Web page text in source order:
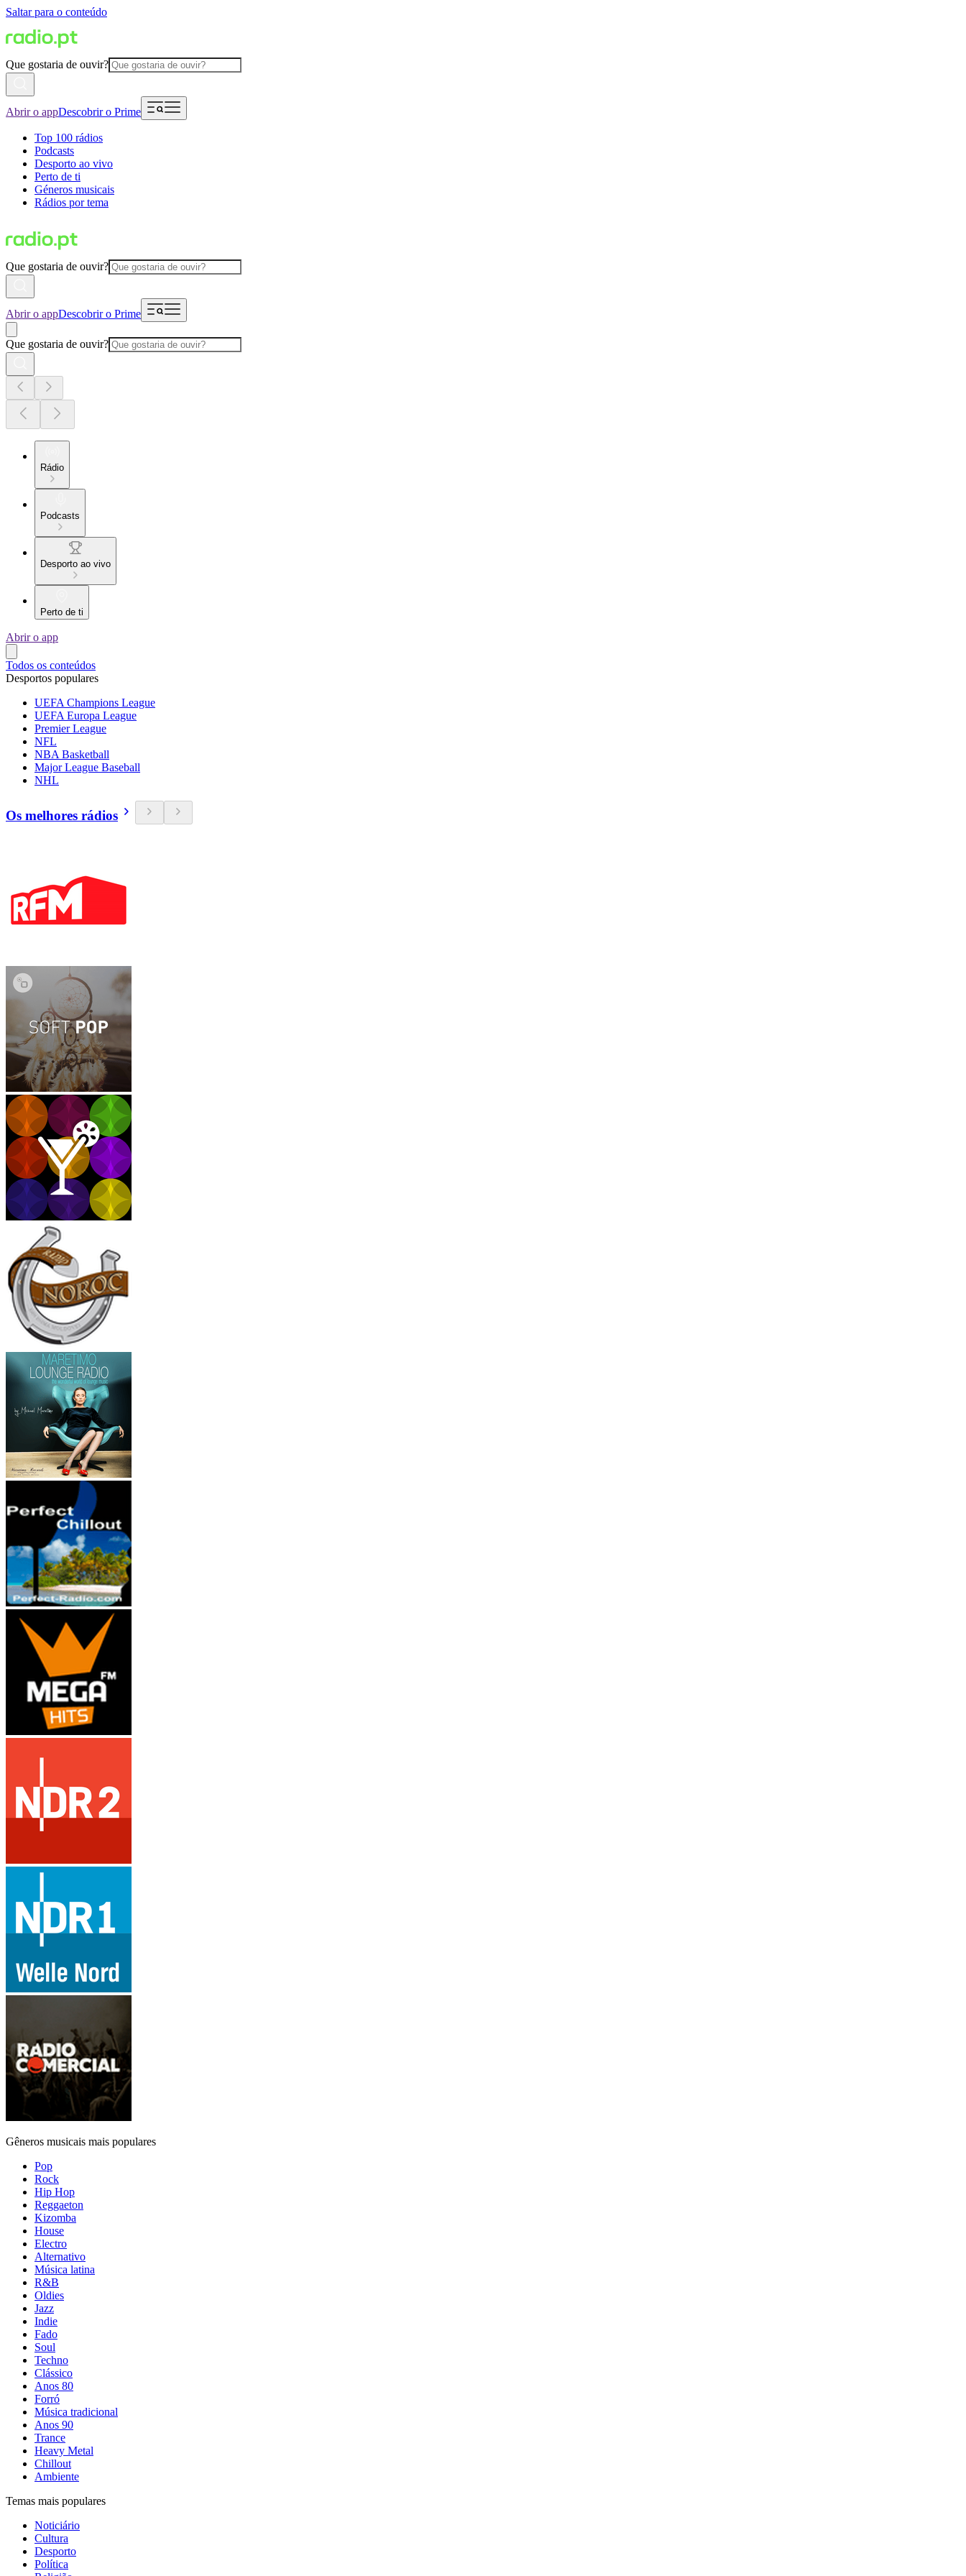
Saltar para o conteúdo
Que gostaria de ouvir?
Abrir o appDescobrir o Prime
Top 100 rádios
Podcasts
Desporto ao vivo
Perto de ti
Géneros musicais
Rádios por tema
Que gostaria de ouvir?
Abrir o appDescobrir o Prime
Que gostaria de ouvir?
Rádio
Podcasts
Desporto ao vivo
Perto de ti
Abrir o app
Todos os conteúdos
Desportos populares
UEFA Champions League
UEFA Europa League
Premier League
NFL
NBA Basketball
Major League Baseball
NHL
Os melhores rádios
Gêneros musicais mais populares
Pop
Rock
Hip Hop
Reggaeton
Kizomba
House
Electro
Alternativo
Música latina
R&B
Oldies
Jazz
Indie
Fado
Soul
Techno
Clássico
Anos 80
Forró
Música tradicional
Anos 90
Trance
Heavy Metal
Chillout
Ambiente
Temas mais populares
Noticiário
Cultura
Desporto
Política